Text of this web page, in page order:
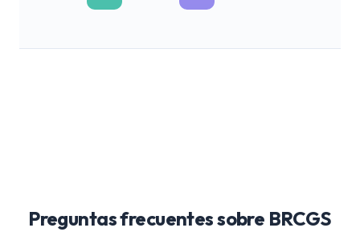
Preguntas frecuentes sobre BRCGS